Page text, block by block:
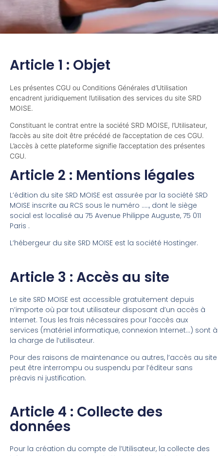
Article 1 : Objet
Les présentes CGU ou Conditions Générales d’Utilisation
encadrent juridiquement l’utilisation des services du site SRD
MOISE.
Constituant le contrat entre la société SRD MOISE, l’Utilisateur,
l’accès au site doit être précédé de l’acceptation de ces CGU.
L’accès à cette plateforme signifie l’acceptation des présentes
CGU.
Article 2 : Mentions légales
L’édition du site SRD MOISE est assurée par la société SRD
MOISE inscrite au RCS sous le numéro ….., dont le siège
social est localisé au 75 Avenue Philippe Auguste, 75 011
Paris .
L’hébergeur du site SRD MOISE est la société Hostinger.
Article 3 : Accès au site
Le site SRD MOISE est accessible gratuitement depuis
n’importe où par tout utilisateur disposant d’un accès à
Internet. Tous les frais nécessaires pour l’accès aux
services (matériel informatique, connexion Internet…) sont à
la charge de l’utilisateur.
Pour des raisons de maintenance ou autres, l’accès au site
peut être interrompu ou suspendu par l’éditeur sans
préavis ni justification.
Article 4 : Collecte des
données
Pour la création du compte de l’Utilisateur, la collecte des